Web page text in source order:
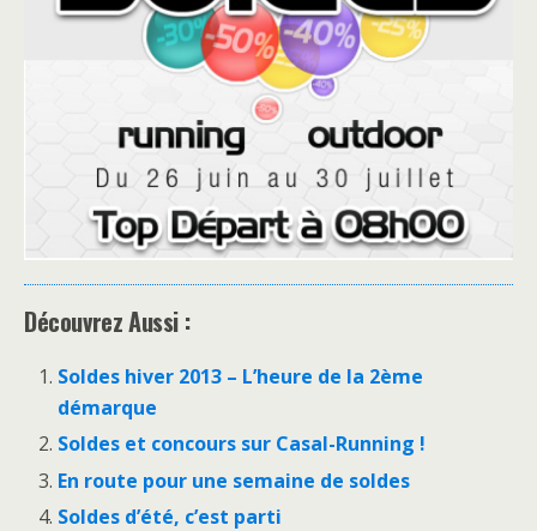
Découvrez Aussi :
Soldes hiver 2013 – L’heure de la 2ème
démarque
Soldes et concours sur Casal-Running !
En route pour une semaine de soldes
Soldes d’été, c’est parti